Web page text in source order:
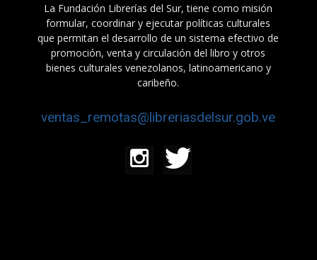
La Fundación Librerías del Sur, tiene como misión
formular, coordinar y ejecutar políticas culturales
que permitan el desarrollo de un sistema efectivo de
promoción, venta y circulación del libro y otros
bienes culturales venezolanos, latinoamericano y
caribeño.
ventas_remotas@libreriasdelsur.gob.ve